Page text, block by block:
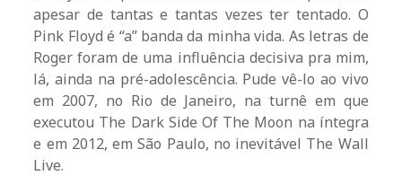
apesar de tantas e tantas vezes ter tentado. O
Pink Floyd é “a” banda da minha vida. As letras de
Roger foram de uma influência decisiva pra mim,
lá, ainda na pré-adolescência. Pude vê-lo ao vivo
em 2007, no Rio de Janeiro, na turnê em que
executou The Dark Side Of The Moon na íntegra
e em 2012, em São Paulo, no inevitável The Wall
Live.